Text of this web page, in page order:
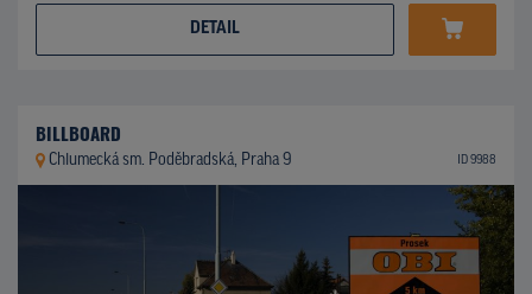
DETAIL
BILLBOARD
Chlumecká sm. Poděbradská, Praha 9 ID 9988